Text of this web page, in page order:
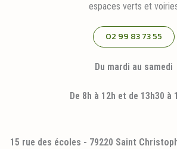
espaces verts et
02 99 83 73 55
Du mardi au samedi
De 8h à 12h et de 13h30 à
15 rue des écoles - 79220 Saint